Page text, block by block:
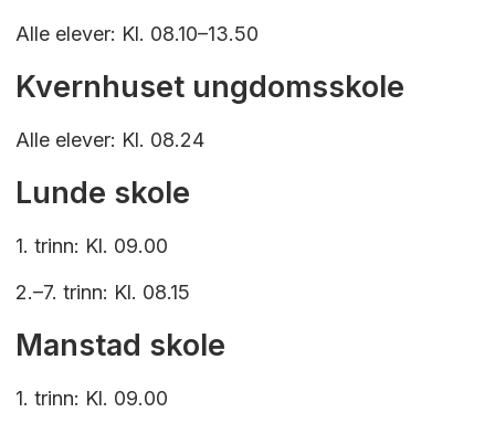
Alle elever: Kl. 08.10–13.50
Kvernhuset ungdomsskole
Alle elever: Kl. 08.24
Lunde skole
1. trinn: Kl. 09.00
2.–7. trinn: Kl. 08.15
Manstad skole
1. trinn: Kl. 09.00